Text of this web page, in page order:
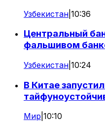
Узбекистан 10:36
Центральный
фальшивом
Узбекистан 10:24
В Китае
Мир 10:10